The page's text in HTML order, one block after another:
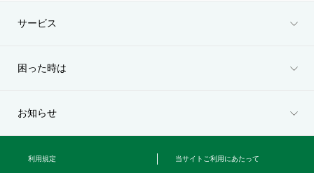
サービス
困った時は
お知らせ
利用規定 当サイトご利用にあたって